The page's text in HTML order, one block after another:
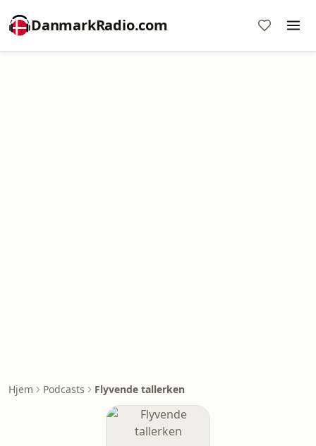
DanmarkRadio.com
Hjem Podcasts Flyvende tallerken